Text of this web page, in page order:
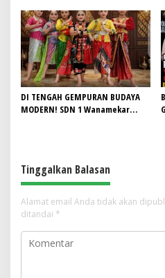
Lapangan Hoki Rusak, Masjid Tak
Lagi Mampu Tampung Jamaah,
Penjualan Seragam Ikut Jadi
Sorotan
DI TENGAH GEMPURAN BUDAYA
MODERN! SDN 1 Wanamekar
Tinggalkan Balasan
Alamat email Anda tidak akan
ditandai *